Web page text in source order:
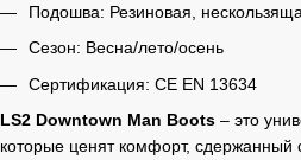
Подошва: Резиновая,
Сезон: Весна/лето/осень
Сертификация: CE EN 13634
LS2 Downtown Man Boots – это
которые ценят комфорт,